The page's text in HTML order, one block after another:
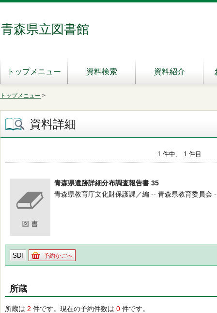
青森県立図書館
トップメニュー 資料検索 資料紹介
トップメニュー >
資料詳細
1 件中、 1 件目
青森県遺跡詳細分布調査報告書 35
青森県教育庁文化財保護課／編 -- 青森県教育委員会
SDI 予約かごへ
所蔵
所蔵は 2 件です。現在の予約件数は 0 件です。